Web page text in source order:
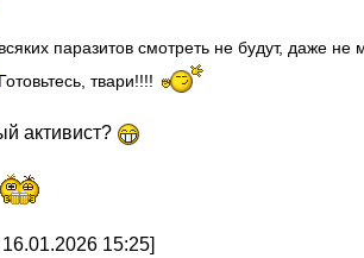
паразитов смотреть не будут, даже не
Готовьтесь, твари!!!!
активист?
15:25]